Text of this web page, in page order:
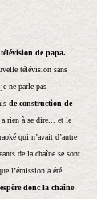
de papa.
télévision sans
ne parle pas
de construction de
rien à se dire... et le
qui n’avait d’autre
de la chaîne se sont
l’émission a été
donc la chaîne